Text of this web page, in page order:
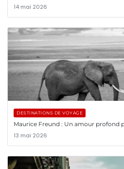
14 mai 2026
DESTINATIONS DE VOYAGE
Maurice Freund : Un amour profond
13 mai 2026